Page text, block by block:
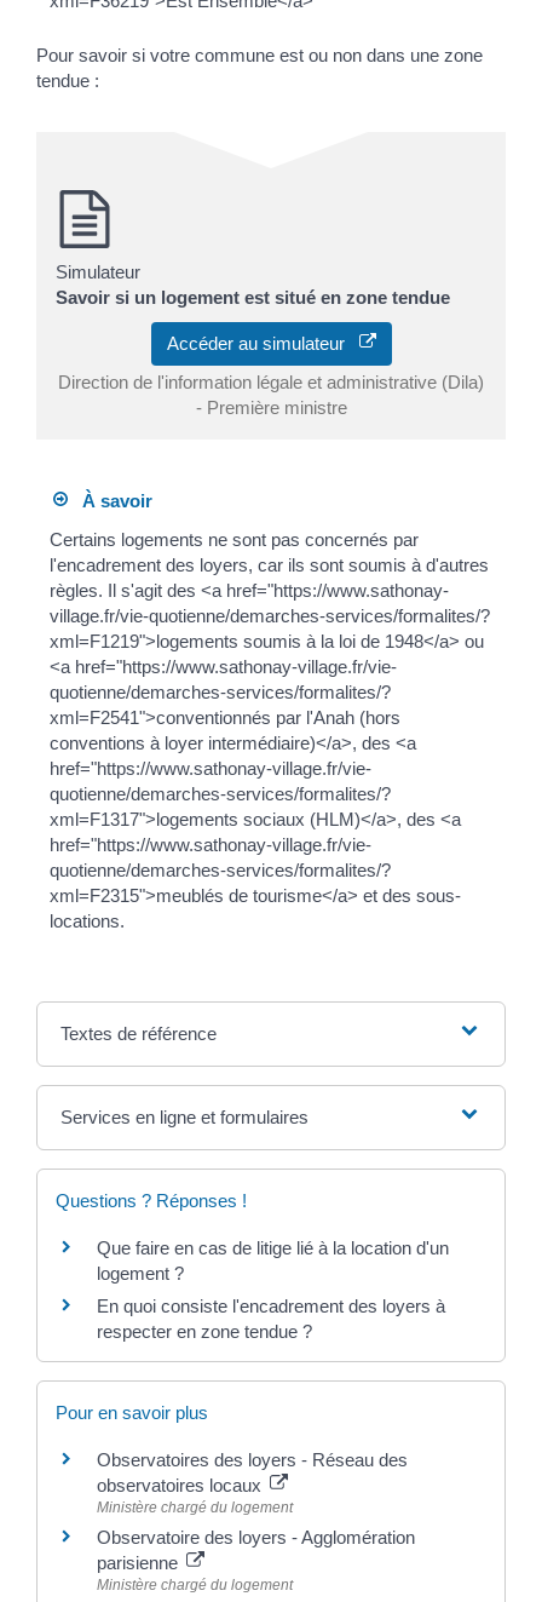
Pour savoir si votre commune est ou non dans une zone
tendue :
Simulateur
Savoir si un logement est situé en zone tendue
Accéder au simulateur
Direction de l'information légale et administrative (Dila)
- Première ministre
À savoir
Certains logements ne sont pas concernés par
l'encadrement des loyers, car ils sont soumis à d'autres
règles. Il s'agit des <a href="https://www.sathonay-
village.fr/vie-quotienne/demarches-services/formalites/?
xml=F1219">logements soumis à la loi de 1948</a> ou
<a href="https://www.sathonay-village.fr/vie-
quotienne/demarches-services/formalites/?
xml=F2541">conventionnés par l'Anah (hors
conventions à loyer intermédiaire)</a>, des <a
href="https://www.sathonay-village.fr/vie-
quotienne/demarches-services/formalites/?
xml=F1317">logements sociaux (HLM)</a>, des <a
href="https://www.sathonay-village.fr/vie-
quotienne/demarches-services/formalites/?
xml=F2315">meublés de tourisme</a> et des sous-
locations.
Textes de référence
Services en ligne et formulaires
Questions ? Réponses !
Que faire en cas de litige lié à la location d'un
logement ?
En quoi consiste l'encadrement des loyers à
respecter en zone tendue ?
Pour en savoir plus
Observatoires des loyers - Réseau des
observatoires locaux
Ministère chargé du logement
Observatoire des loyers - Agglomération
parisienne
Ministère chargé du logement